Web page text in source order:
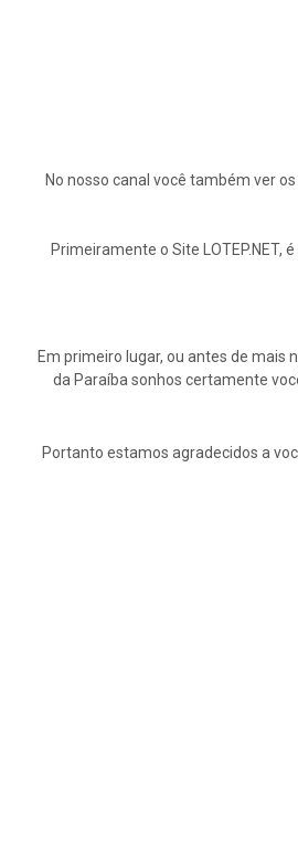
No nosso canal você também ver
Primeiramente o Site
Em primeiro lugar, ou antes de
da Paraíba sonhos certamente
Portanto estamos agradecidos a